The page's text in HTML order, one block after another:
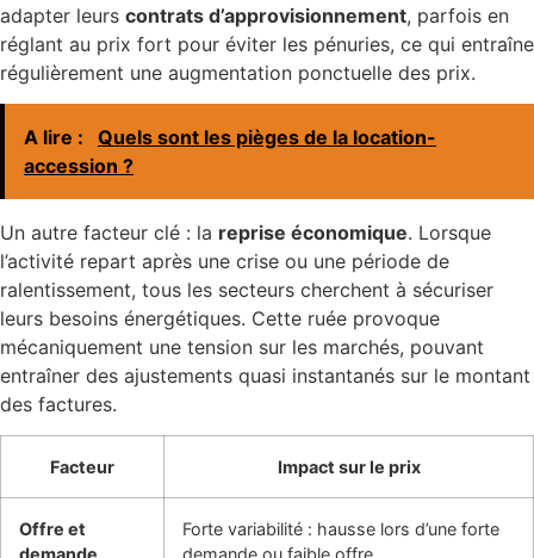
adapter leurs contrats d’approvisionnement, parfois en
réglant au prix fort pour éviter les pénuries, ce qui entraîne
régulièrement une augmentation ponctuelle des prix.
A lire :
Quels sont les pièges de la location-
accession ?
Un autre facteur clé : la reprise économique. Lorsque
l’activité repart après une crise ou une période de
ralentissement, tous les secteurs cherchent à sécuriser
leurs besoins énergétiques. Cette ruée provoque
mécaniquement une tension sur les marchés, pouvant
entraîner des ajustements quasi instantanés sur le montant
des factures.
Facteur Impact sur le prix
Offre et
Forte variabilité : hausse lors d’une forte